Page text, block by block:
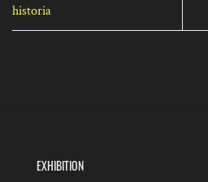
historia
EXHIBITION